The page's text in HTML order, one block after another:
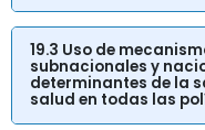
19.3 Uso de
subnacionales y
determinantes de la
salud en todas las